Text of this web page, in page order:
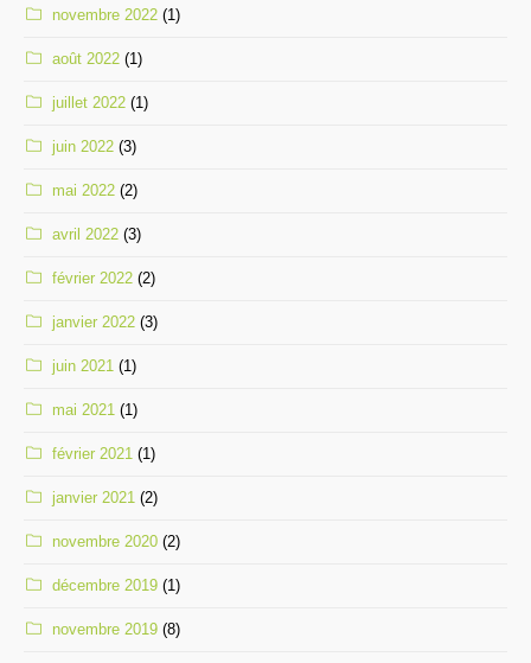
novembre 2022 (1)
août 2022 (1)
juillet 2022 (1)
juin 2022 (3)
mai 2022 (2)
avril 2022 (3)
février 2022 (2)
janvier 2022 (3)
juin 2021 (1)
mai 2021 (1)
février 2021 (1)
janvier 2021 (2)
novembre 2020 (2)
décembre 2019 (1)
novembre 2019 (8)